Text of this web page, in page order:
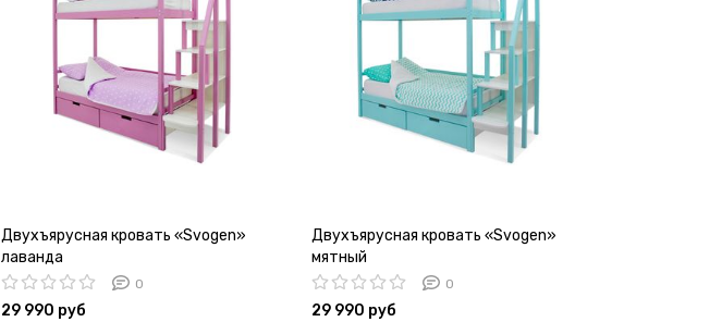
Двухъярусная кровать «Svogen»
лаванда
0
29 990 руб
Двухъярусная кровать «Svogen»
мятный
0
29 990 руб